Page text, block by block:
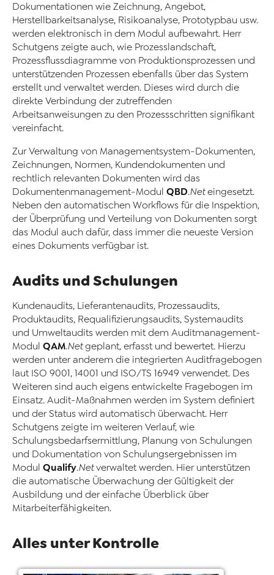
Dokumentationen wie Zeichnung, Angebot,
Herstellbarkeitsanalyse, Risikoanalyse, Prototypbau usw.
werden elektronisch in dem Modul aufbewahrt. Herr
Schutgens zeigte auch, wie Prozesslandschaft,
Prozessflussdiagramme von Produktionsprozessen und
unterstützenden Prozessen ebenfalls über das System
erstellt und verwaltet werden. Dieses wird durch die
direkte Verbindung der zutreffenden
Arbeitsanweisungen zu den Prozessschritten signifikant
vereinfacht.
Zur Verwaltung von Managementsystem-Dokumenten,
Zeichnungen, Normen, Kundendokumenten und
rechtlich relevanten Dokumenten wird das
Dokumentenmanagement-Modul QBD.Neteingesetzt.
Neben den automatischen Workflows für die Inspektion,
der Überprüfung und Verteilung von Dokumenten sorgt
das Modul auch dafür, dass immer die neueste Version
eines Dokuments verfügbar ist.
Audits und Schulungen
Kundenaudits, Lieferantenaudits, Prozessaudits,
Produktaudits, Requalifizierungsaudits, Systemaudits
und Umweltaudits werden mit dem Auditmanagement-
Modul QAM.Netgeplant, erfasst und bewertet. Hierzu
werden unter anderem die integrierten Auditfragebogen
laut ISO 9001, 14001 und ISO/TS 16949 verwendet. Des
Weiteren sind auch eigens entwickelte Fragebogen im
Einsatz. Audit-Maßnahmen werden im System definiert
und der Status wird automatisch überwacht. Herr
Schutgens zeigte im weiteren Verlauf, wie
Schulungsbedarfsermittlung, Planung von Schulungen
und Dokumentation von Schulungsergebnissen im
Modul Qualify.Netverwaltet werden. Hier unterstützen
die automatische Überwachung der Gültigkeit der
Ausbildung und der einfache Überblick über
Mitarbeiterfähigkeiten.
Alles unter Kontrolle